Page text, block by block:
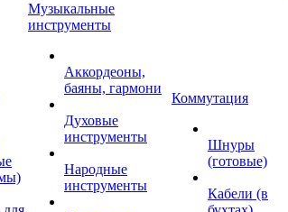
Музыкальные
инструменты
Аккордеоны,
баяны, гармони
Духовые
инструменты
Народные
инструменты
Коммутация
Шнуры
(готовые)
Кабели (в